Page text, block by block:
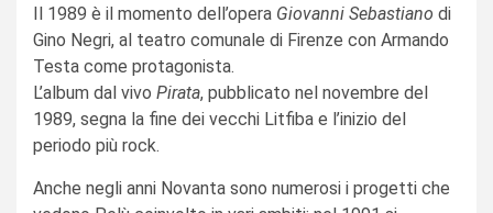
Il 1989 è il momento dell’opera Giovanni Sebastiano di
Gino Negri, al teatro comunale di Firenze con Armando
Testa come protagonista.
L’album dal vivo Pirata, pubblicato nel novembre del
1989, segna la fine dei vecchi Litfiba e l’inizio del
periodo più rock.
Anche negli anni Novanta sono numerosi i progetti che